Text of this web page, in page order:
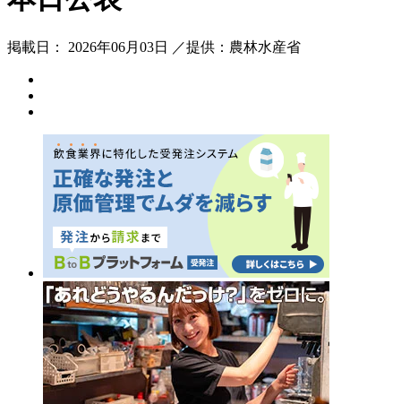
掲載日： 2026年06月03日 ／提供：農林水産省